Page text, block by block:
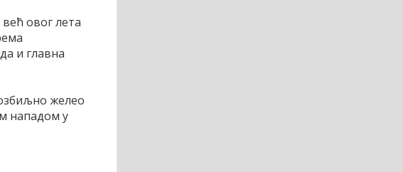
овог лета
и главна
желео
нападом у